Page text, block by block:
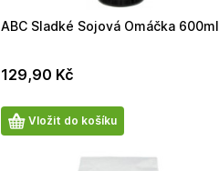
ABC Sladké Sojová Omáčka 600ml
129,90 Kč
Počet
produktů
Vložit do košíku